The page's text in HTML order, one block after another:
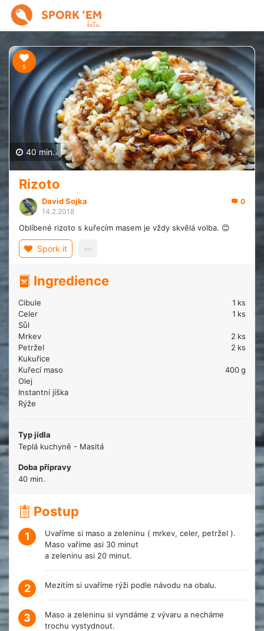
40 min.
5
Rizoto
0
David Sojka
14.2.2018
Oblíbené rizoto s kuřecím masem je vždy skvělá volba. 😊
Spork it
Ingredience
Cibule 1 ks
Celer
1 ks
Sůl
Mrkev
2 ks
Petržel
2 ks
Kukuřice
Kuřecí maso
400g
Olej
Instantní jíška
Rýže
Typ jídla
Teplá kuchyně - Masitá
Doba přípravy
40 min.
Postup
1
Uvaříme si maso a zeleninu ( mrkev, celer, petržel ).
Maso vaříme asi 30 minut
a zeleninu asi 20 minut.
2 Mezitím si uvaříme rýži podle návodu na obalu.
3
Maso a zeleninu si vyndáme z vývaru a necháme
trochu vystydnout.